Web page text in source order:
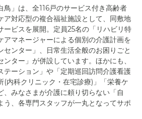
鳥」は、全116戸のサービス付き高齢者
ア対応型の複合福祉施設として、同敷地
ービスを展開。定員25名の「リハビリ特
アマネージャーによる個別の介護計画を
センター」、日常生活全般のお困りごと
ター」が併設しています。ほかにも、
テーション」や「定期巡回訪問介護看護
(内科クリニック・在宅診療)」「栄養ケ
、みなさまが介護に頼り切らない「自
う、各専門スタッフが一丸となってサポ